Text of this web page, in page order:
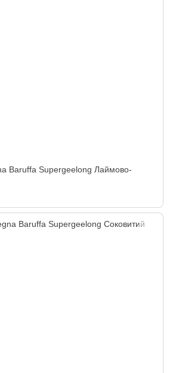
Baruffa Supergeelong Лаймово-